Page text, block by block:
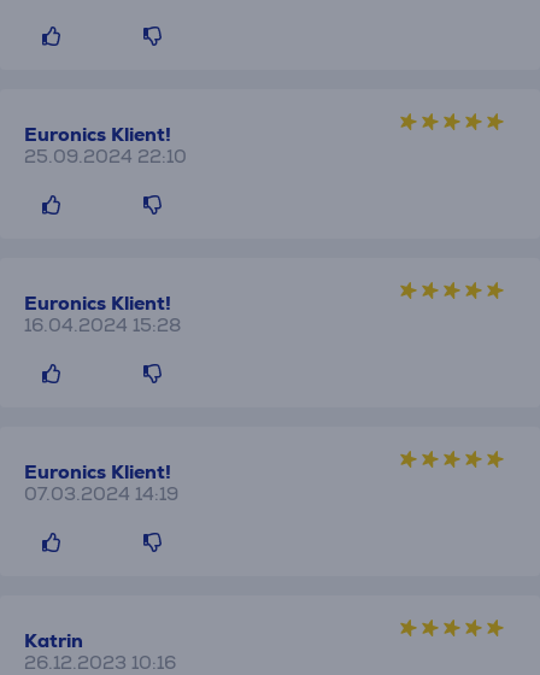
Euronics Klient!
25.09.2024 22:10
Euronics Klient!
16.04.2024 15:28
Euronics Klient!
07.03.2024 14:19
Katrin
26.12.2023 10:16